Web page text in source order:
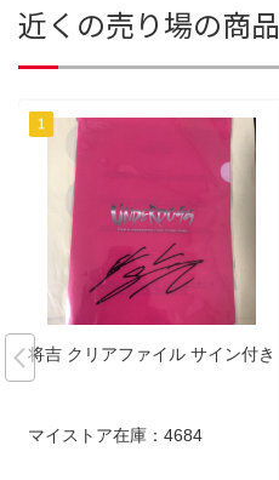
近くの売り場の商品
将吉 クリアファイル サイン付き
マイストア在庫： 4684